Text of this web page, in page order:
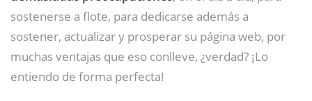
sostenerse a flote, para dedicarse además a
sostener, actualizar y prosperar su página web, por
muchas ventajas que eso conlleve, ¿verdad? ¡Lo
entiendo de forma perfecta!